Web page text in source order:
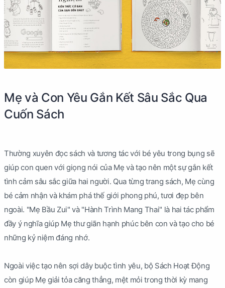
Mẹ và Con Yêu Gắn Kết Sâu Sắc Qua
Cuốn Sách
Thường xuyên đọc sách và tương tác với bé yêu trong bụng sẽ
giúp con quen với giọng nói của Mẹ và tạo nên một sự gắn kết
tình cảm sâu sắc giữa hai người. Qua từng trang sách, Mẹ cùng
bé cảm nhận và khám phá thế giới phong phú, tươi đẹp bên
ngoài. "Mẹ Bầu Zui" và "Hành Trình Mang Thai" là hai tác phẩm
đầy ý nghĩa giúp Mẹ thư giãn hạnh phúc bên con và tạo cho bé
những kỷ niệm đáng nhớ.
Ngoài việc tạo nên sợi dây buộc tình yêu, bộ Sách Hoạt Động
còn giúp Mẹ giải tỏa căng thẳng, mệt mỏi trong thời kỳ mang